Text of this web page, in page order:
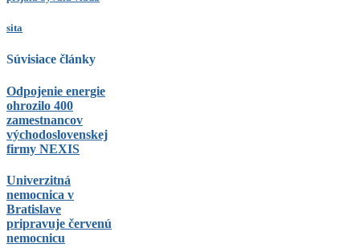
sita
Súvisiace články
Odpojenie energie
ohrozilo 400
zamestnancov
východoslovenskej
firmy NEXIS
Univerzitná
nemocnica v
Bratislave
pripravuje červenú
nemocnicu